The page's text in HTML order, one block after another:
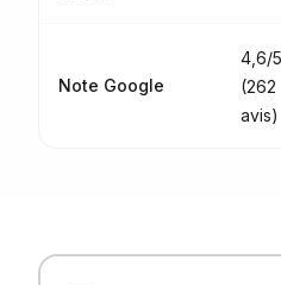
Note Google
4,6/5
(262
avis)